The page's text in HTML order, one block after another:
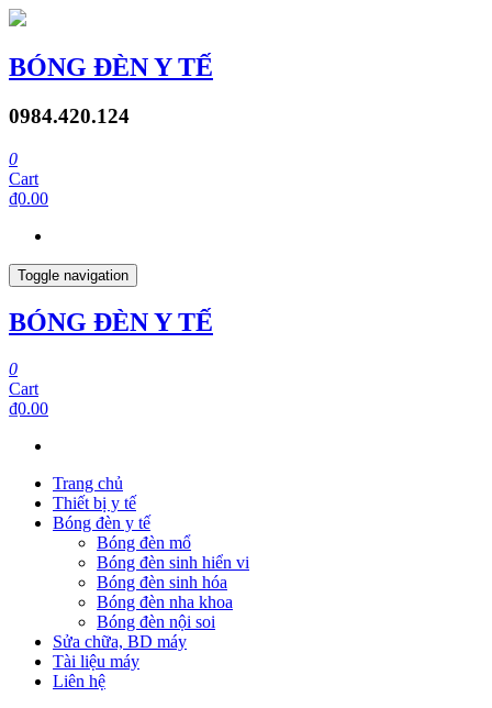
BÓNG ĐÈN Y TẾ
0984.420.124
0
Cart
₫0.00
Toggle navigation
BÓNG ĐÈN Y TẾ
0
Cart
₫0.00
Trang chủ
Thiết bị y tế
Bóng đèn y tế
Bóng đèn mổ
Bóng đèn sinh hiển vi
Bóng đèn sinh hóa
Bóng đèn nha khoa
Bóng đèn nội soi
Sửa chữa, BD máy
Tài liệu máy
Liên hệ